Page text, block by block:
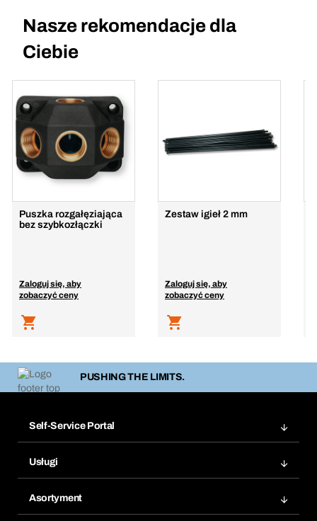
Nasze rekomendacje dla
Ciebie
Puszka rozgałęziająca
bez szybkozłączki
Zaloguj się, aby
zobaczyć ceny
Zestaw igieł 2 mm
Zaloguj się, aby
zobaczyć ceny
PUSHING THE LIMITS.
Self-Service Portal
Ponowne zamówienie
Zamówienia cykliczne
Usługi
Asortyment